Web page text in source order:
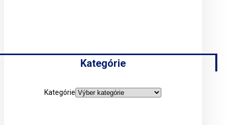
Kategórie
Kategórie